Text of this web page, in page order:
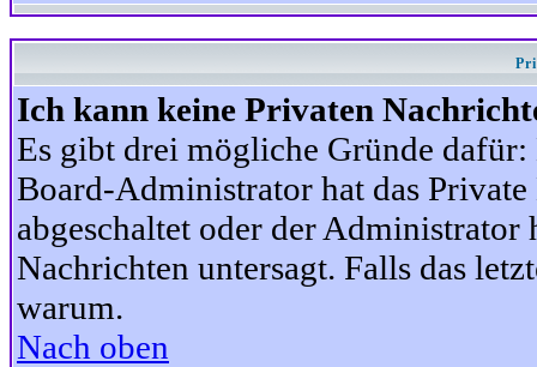
Ich kann keine Privaten
Es gibt drei mögliche Gründe
Board-Administrator hat das
abgeschaltet oder der
Nachrichten untersagt. Falls das
warum.
Nach oben